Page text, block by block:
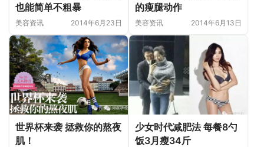
也能简单不粗暴
美容资讯 2014年6月23日
的瘦腿动作
美容资讯 2014年6月13日
世界杯来袭 拯救你的熬夜
肌！
少女时代减肥法 每餐8勺
饭3月瘦34斤